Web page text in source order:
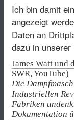
Ich bin damit
angezeigt
Daten an
dazu in
James Watt und
SWR, YouTube)
Die
Industriellen
Fabriken
Dokumentation